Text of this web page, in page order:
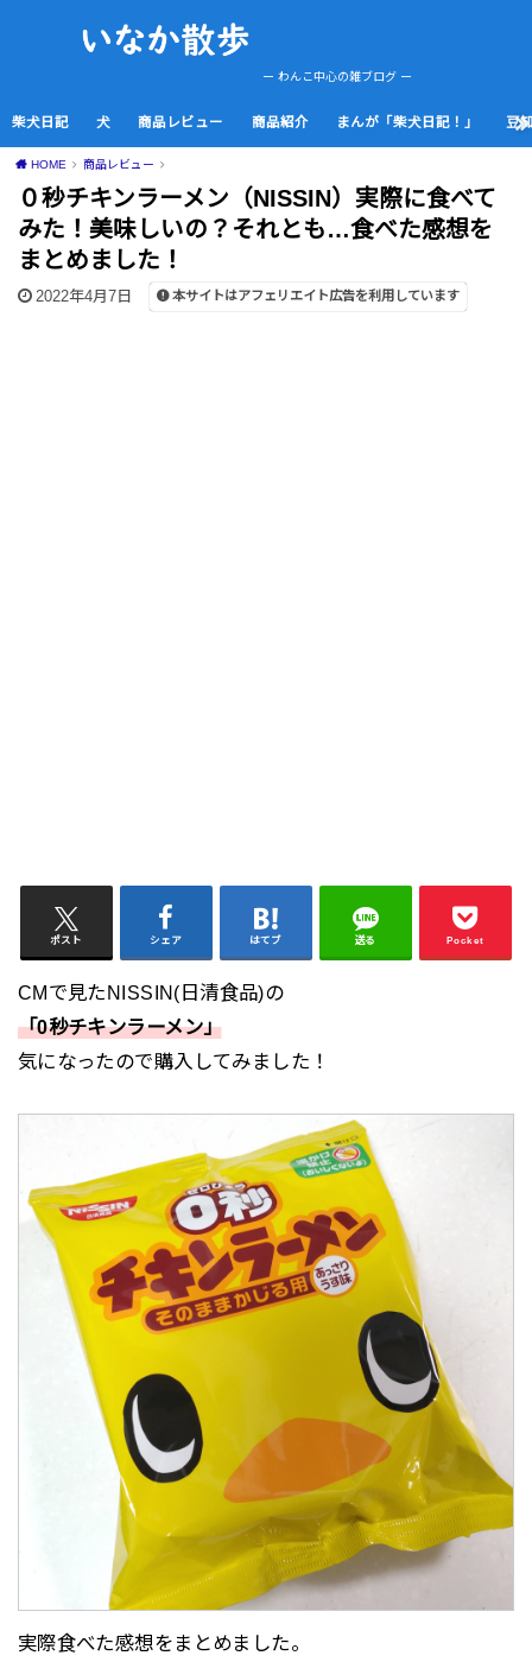
ー わんこ中心の雑ブログ ー
柴犬日記 犬 商品レビュー 商品紹介 まんが「柴犬日記！」 豆
HOME 商品レビュー
０秒チキンラーメン（NISSIN）実際に食べて
みた！美味しいの？それとも…食べた感想を
まとめました！
2022年4月7日 本サイトはアフェリエイト広告を利用しています
ポスト シェア はてブ 送る Pocket
CMで見たNISSIN(日清食品)の
「0秒チキンラーメン」
気になったので購入してみました！
実際食べた感想をまとめました。